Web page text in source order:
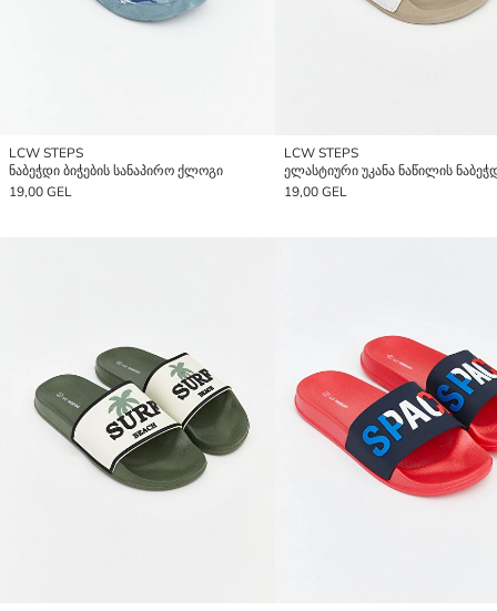
LCW STEPS
ნაბეჭდი ბიჭების სანაპირო ქლოგი
19,00 GEL
LCW STEPS
19,00 GEL